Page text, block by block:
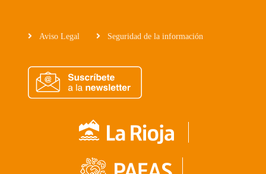
Aviso Legal Seguridad de la información